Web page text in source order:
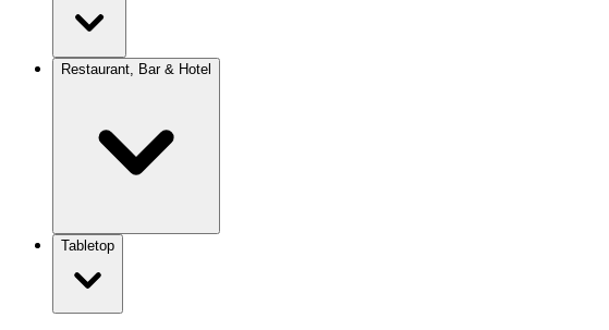
Restaurant, Bar & Hotel
Tabletop